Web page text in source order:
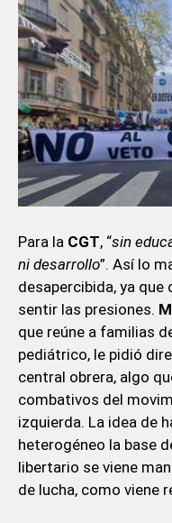
Para la CGT, “sin
ni desarrollo”. Así lo
desapercibida, ya que
sentir las presiones.
que reúne a familias
pediátrico, le pidió
central obrera, algo
combativos del
izquierda. La idea de
heterogéneo la base
libertario se viene
de lucha, como viene